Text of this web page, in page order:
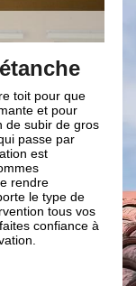
toiture
Faire le nettoyage
conseiller pour que
et soit parfaitement
entretenir sa toiture,
parfaitement son rôle
intempéries, contre
et nous donner un
indispensable de faire
Brun renovation pour
démoussage de
soit parfaitement
toiture fréquemment.